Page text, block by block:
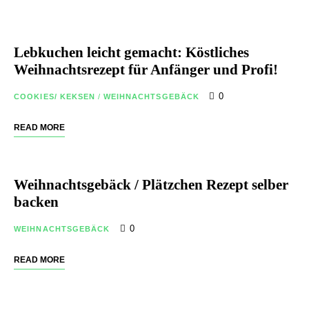
Lebkuchen leicht gemacht: Köstliches
Weihnachtsrezept für Anfänger und Profi!
COOKIES/ KEKSEN / WEIHNACHTSGEBÄCK 0
READ MORE
Weihnachtsgebäck / Plätzchen Rezept selber
backen
WEIHNACHTSGEBÄCK 0
READ MORE